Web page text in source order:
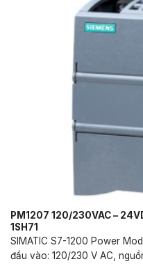
PM1207 120/230VAC –
1SH71
SIMATIC S7-1200 Power
đầu vào: 120/230 V AC,